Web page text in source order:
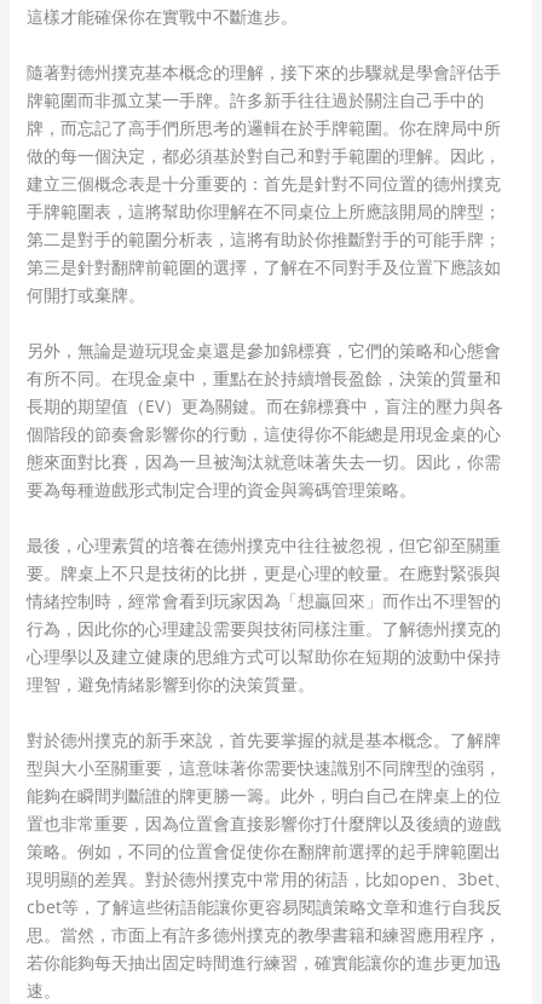
這樣才能確保你在實戰中不斷進步。
隨著對德州撲克基本概念的理解，接下來的步驟就是學會評估手
牌範圍而非孤立某一手牌。許多新手往往過於關注自己手中的
牌，而忘記了高手們所思考的邏輯在於手牌範圍。你在牌局中所
做的每一個決定，都必須基於對自己和對手範圍的理解。因此，
建立三個概念表是十分重要的：首先是針對不同位置的德州撲克
手牌範圍表，這將幫助你理解在不同桌位上所應該開局的牌型；
第二是對手的範圍分析表，這將有助於你推斷對手的可能手牌；
第三是針對翻牌前範圍的選擇，了解在不同對手及位置下應該如
何開打或棄牌。
另外，無論是遊玩現金桌還是參加錦標賽，它們的策略和心態會
有所不同。在現金桌中，重點在於持續增長盈餘，決策的質量和
長期的期望值（EV）更為關鍵。而在錦標賽中，盲注的壓力與各
個階段的節奏會影響你的行動，這使得你不能總是用現金桌的心
態來面對比賽，因為一旦被淘汰就意味著失去一切。因此，你需
要為每種遊戲形式制定合理的資金與籌碼管理策略。
最後，心理素質的培養在德州撲克中往往被忽視，但它卻至關重
要。牌桌上不只是技術的比拼，更是心理的較量。在應對緊張與
情緒控制時，經常會看到玩家因為「想贏回來」而作出不理智的
行為，因此你的心理建設需要與技術同樣注重。了解德州撲克的
心理學以及建立健康的思維方式可以幫助你在短期的波動中保持
理智，避免情緒影響到你的決策質量。
對於德州撲克的新手來說，首先要掌握的就是基本概念。了解牌
型與大小至關重要，這意味著你需要快速識別不同牌型的強弱，
能夠在瞬間判斷誰的牌更勝一籌。此外，明白自己在牌桌上的位
置也非常重要，因為位置會直接影響你打什麼牌以及後續的遊戲
策略。例如，不同的位置會促使你在翻牌前選擇的起手牌範圍出
現明顯的差異。對於德州撲克中常用的術語，比如open、3bet、
cbet等，了解這些術語能讓你更容易閱讀策略文章和進行自我反
思。當然，市面上有許多德州撲克的教學書籍和練習應用程序，
若你能夠每天抽出固定時間進行練習，確實能讓你的進步更加迅
速。